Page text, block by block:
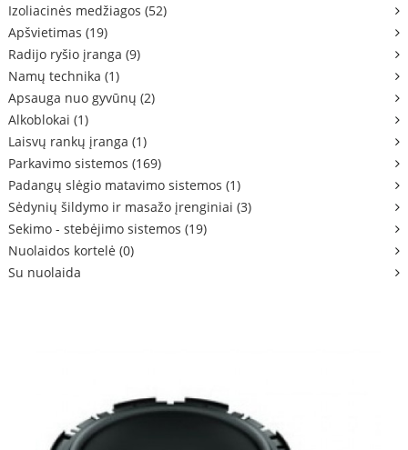
Izoliacinės medžiagos (52)
Apšvietimas (19)
Radijo ryšio įranga (9)
Namų technika (1)
Apsauga nuo gyvūnų (2)
Alkoblokai (1)
Laisvų rankų įranga (1)
Parkavimo sistemos (169)
Padangų slėgio matavimo sistemos (1)
Sėdynių šildymo ir masažo įrenginiai (3)
Sekimo - stebėjimo sistemos (19)
Nuolaidos kortelė (0)
Su nuolaida